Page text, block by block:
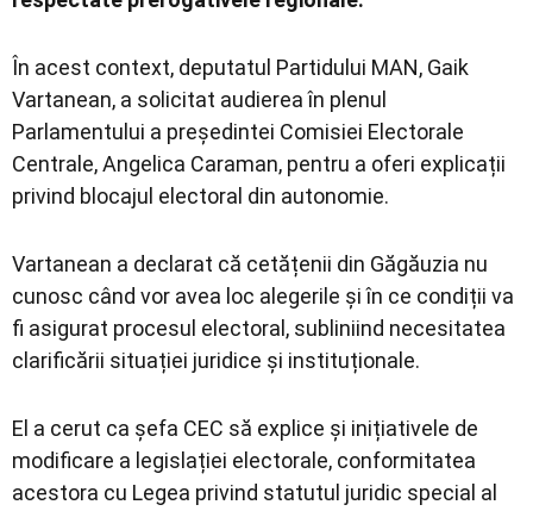
În acest context, deputatul Partidului MAN, Gaik
Vartanean, a solicitat audierea în plenul
Parlamentului a președintei Comisiei Electorale
Centrale,Angelica Caraman, pentru a oferi explicații
privind blocajul electoral din autonomie.
Vartanean a declarat că cetățenii din Găgăuzia nu
cunosc când vor avea loc alegerile și în ce condiții va
fi asigurat procesul electoral, subliniind necesitatea
clarificării situației juridice și instituționale.
El a cerut ca șefa CEC să explice și inițiativele de
modificare a legislației electorale, conformitatea
acestora cu Legea privind statutul juridic special al